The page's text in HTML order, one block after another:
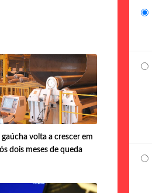
gaúcha volta a crescer em
dois meses de queda